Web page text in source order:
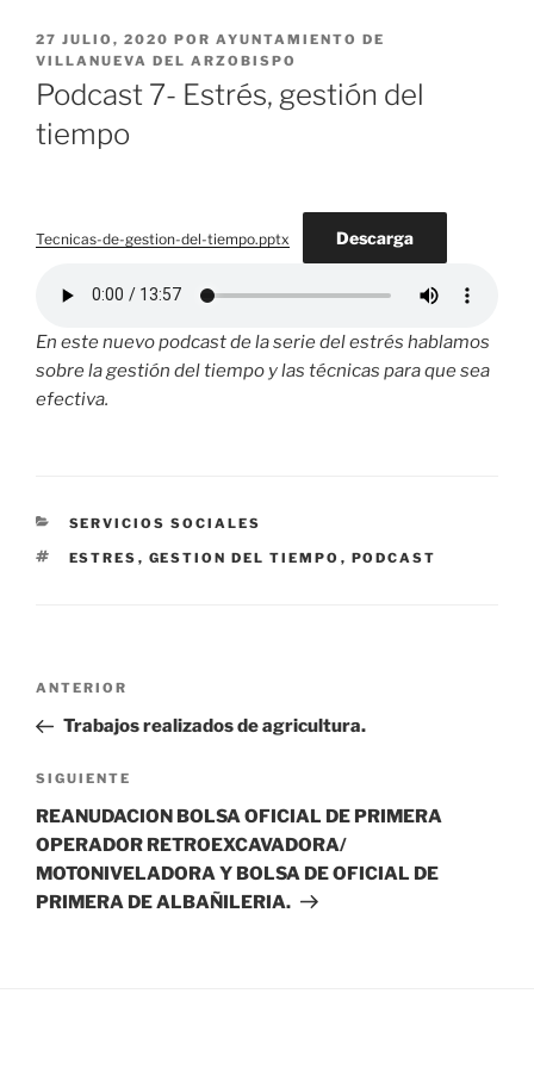
PUBLICADO
EL
27 JULIO, 2020 POR AYUNTAMIENTO DE
VILLANUEVA DEL ARZOBISPO
Podcast 7- Estrés, gestión del
tiempo
Tecnicas-de-gestion-del-tiempo.pptx Descarga
En este nuevo podcast de la serie del estrés hablamos
sobre la gestión del tiempo y las técnicas para que sea
efectiva.
CATEGORÍAS
SERVICIOS SOCIALES
ETIQUETAS
ESTRES , GESTION DEL TIEMPO , PODCAST
Navegación
entradas
Entrada
anterior:
ANTERIOR
Trabajos realizados de agricultura.
Siguiente
entrada
SIGUIENTE
REANUDACION BOLSA OFICIAL DE PRIMERA
OPERADOR RETROEXCAVADORA/
MOTONIVELADORA Y BOLSA DE OFICIAL DE
PRIMERA DE ALBAÑILERIA.